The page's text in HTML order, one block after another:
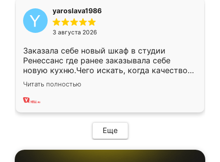
yaroslava1986
3 августа 2026
Заказала себе новый шкаф в студии
Ренессанс где ранее заказывала себе
новую кухню.Чего искать, когда качеством
вполне довольна. Служит кухня уже почти
два года, нареканий нет.
Читать полностью
Еще